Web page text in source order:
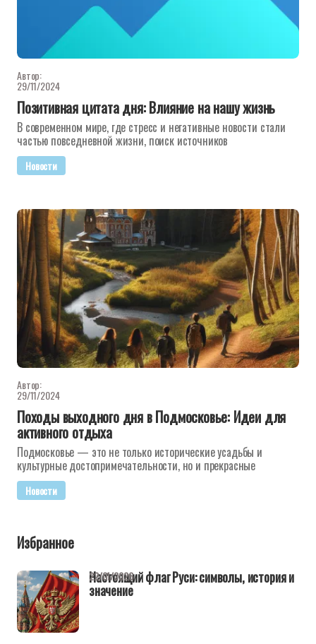
Автор:
29/11/2024
Позитивная цитата дня: Влияние на нашу жизнь
В современном мире, где стресс и негативные новости стали
частью повседневной жизни, поиск источников
Новости
Автор:
29/11/2024
Походы выходного дня в Подмосковье: Идеи для
активного отдыха
Подмосковье — это не только исторические усадьбы и
культурные достопримечательности, но и прекрасные
Новости
Избранное
Настоящий флаг Руси: символы, история и
значение
22/01/2026